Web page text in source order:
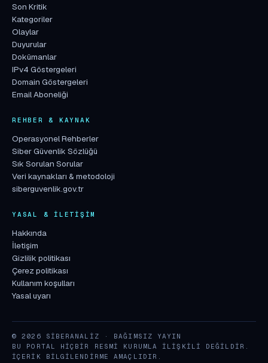
Son Kritik
Kategoriler
Olaylar
Duyurular
Dokümanlar
IPv4 Göstergeleri
Domain Göstergeleri
Email Aboneliği
REHBER & KAYNAK
Operasyonel Rehberler
Siber Güvenlik Sözlüğü
Sık Sorulan Sorular
Veri kaynakları & metodoloji
siberguvenlik.gov.tr
YASAL & İLETIŞIM
Hakkında
İletişim
Gizlilik politikası
Çerez politikası
Kullanım koşulları
Yasal uyarı
© 2026 SIBERANALIZ · BAĞIMSIZ YAYIN
BU PORTAL HIÇBIR RESMI KURUMLA ILIŞKILI DEĞILDIR.
İÇERIK BILGILENDIRME AMAÇLIDIR.